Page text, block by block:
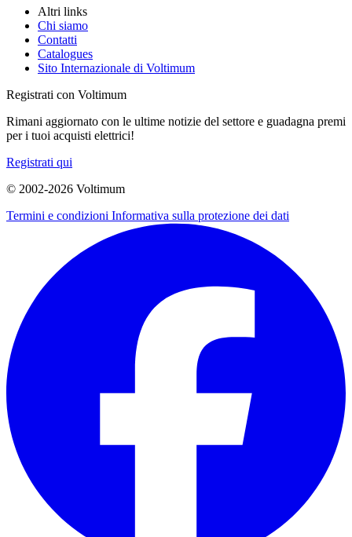
Altri links
Chi siamo
Contatti
Catalogues
Sito Internazionale di Voltimum
Registrati con Voltimum
Rimani aggiornato con le ultime notizie del settore e guadagna premi
per i tuoi acquisti elettrici!
Registrati qui
© 2002-2026 Voltimum
Termini e condizioni Informativa sulla protezione dei dati